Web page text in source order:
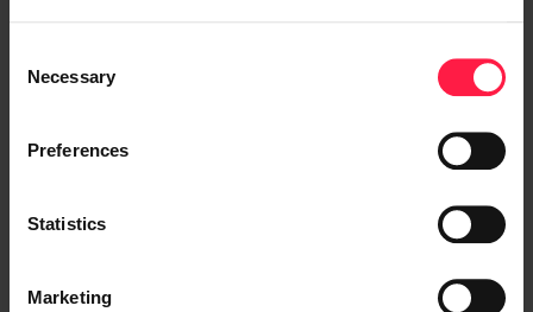
Necessary
Preferences
Statistics
Marketing
02/
Näin Suomi hyödyntää